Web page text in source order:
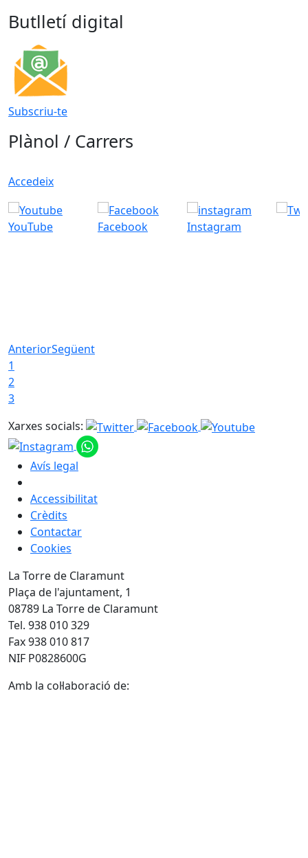
Butlletí digital
Subscriu-te
Plànol / Carrers
Accedeix
YouTube Facebook Instagram
AnteriorSegüent
1
2
3
Xarxes socials:
Avís legal
Accessibilitat
Crèdits
Contactar
Cookies
La Torre de Claramunt
Plaça de l'ajuntament, 1
08789 La Torre de Claramunt
Tel. 938 010 329
Fax 938 010 817
NIF P0828600G
Amb la col·laboració de: